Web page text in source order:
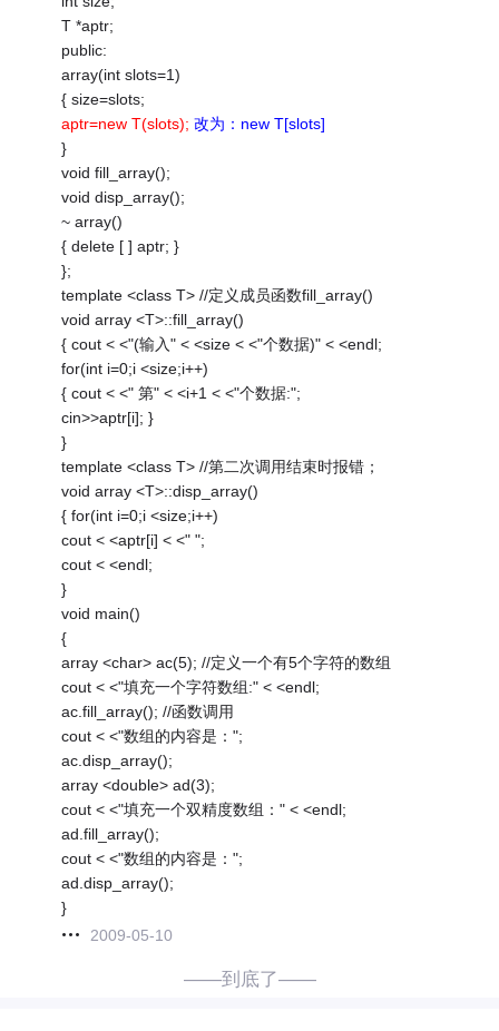
T *aptr;
public:
array(int slots=1)
{ size=slots;
aptr=new T(slots);改为：new T[slots]
}
void fill_array();
void disp_array();
~ array()
{ delete [ ] aptr; }
};
template <class T> //定义成员函数fill_array()
void array <T>::fill_array()
{ cout < <"(输入" < <size < <"个数据)" < <endl;
for(int i=0;i <size;i++)
{ cout < <" 第" < <i+1 < <"个数据:";
cin>>aptr[i]; }
}
template <class T> //第二次调用结束时报错；
void array <T>::disp_array()
{ for(int i=0;i <size;i++)
cout < <aptr[i] < <" ";
cout < <endl;
}
void main()
{
array <char> ac(5); //定义一个有5个字符的数组
cout < <"填充一个字符数组:" < <endl;
ac.fill_array(); //函数调用
cout < <"数组的内容是：";
ac.disp_array();
array <double> ad(3);
cout < <"填充一个双精度数组：" < <endl;
ad.fill_array();
cout < <"数组的内容是：";
ad.disp_array();
}
2009-05-10
——到底了——